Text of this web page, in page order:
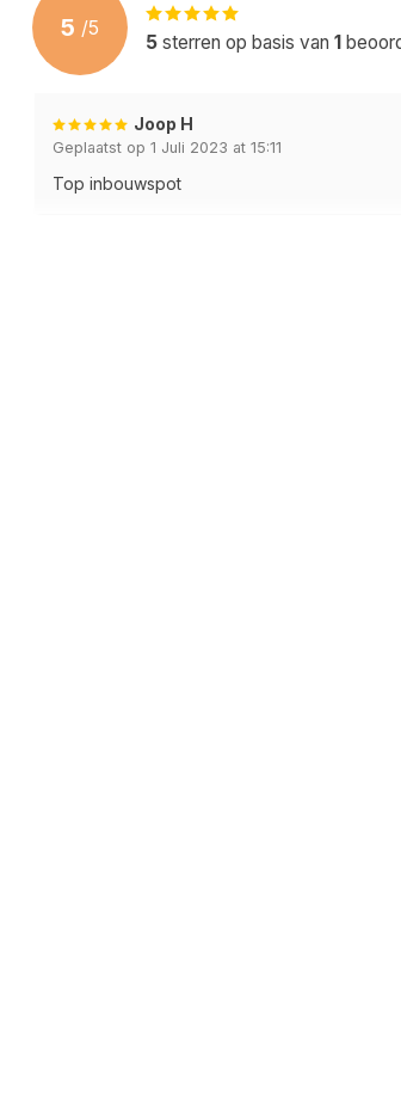
Type Materiaal
Kleur / Uitvoering
Wattage / Lichtopbrengt (Lumen)
Kleurtemperatuur (Kelvin)
5 /5
5 sterren op basis van 1
Joop H
Geplaatst op 1 Juli 2023 at 15:11
Top inbouwspot